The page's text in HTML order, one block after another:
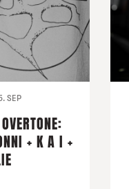
SEP
+ K A I +